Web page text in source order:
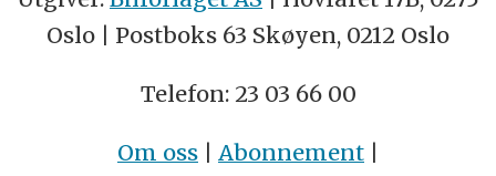
Oslo | Postboks 63 Skøyen, 0212 Oslo
Telefon: 23 03 66 00
Om oss | Abonnement |